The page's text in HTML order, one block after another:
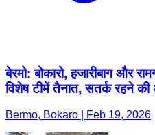
बेरमो: बोकारो, हजारीबाग और
विशेष टीमें तैनात, सतर्क रहने की
Bermo, Bokaro | Feb 19, 2026